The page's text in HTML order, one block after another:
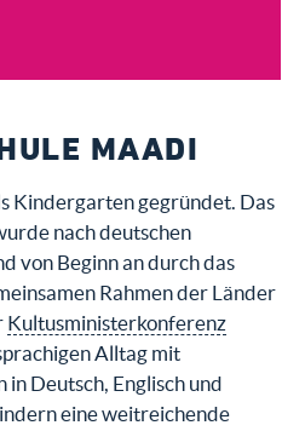
MAADI
Kindergarten gegründet. Das
nach deutschen
von Beginn an durch das
Rahmen der Länder
Kultusministerkonferenz
Alltag mit
Deutsch, Englisch und
eine weitreichende